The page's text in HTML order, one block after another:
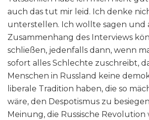
auch das tut mir leid. Ich denke
unterstellen. Ich wollte sagen und
Zusammenhang des Interviews
schließen, jedenfalls dann, wenn
sofort alles Schlechte zuschreibt,
Menschen in Russland keine
liberale Tradition haben, die so
wäre, den Despotismus zu
Meinung, die Russische Revolution